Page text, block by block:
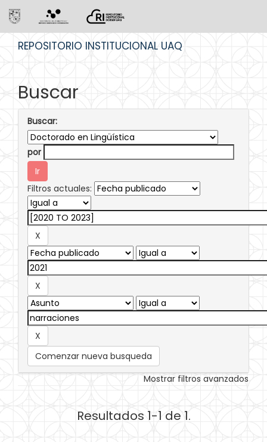
REPOSITORIO INSTITUCIONAL UAQ
Buscar
Buscar:
por
Filtros actuales:
Comenzar nueva busqueda
Mostrar filtros avanzados
Resultados 1-1 de 1.